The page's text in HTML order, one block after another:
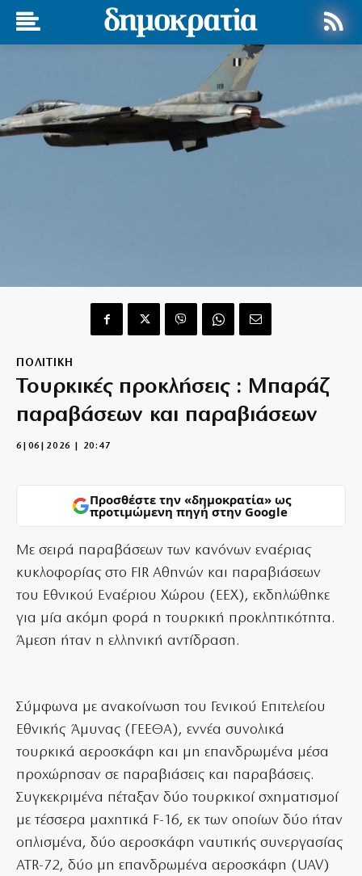
ΠΟΛΙΤΙΚΗ
Τουρκικές προκλήσεις : Μπαράζ
παραβάσεων και παραβιάσεων
6|06|2026 | 20:47
Προσθέστε την «δημοκρατία» ως
προτιμώμενη πηγή στην Google
Με σειρά παραβάσεων των κανόνων εναέριας
κυκλοφορίας στο FIR Αθηνών και παραβιάσεων
του Εθνικού Εναέριου Χώρου (ΕΕΧ), εκδηλώθηκε
για μία ακόμη φορά η τουρκική προκλητικότητα.
Άμεση ήταν η ελληνική αντίδραση.
Σύμφωνα με ανακοίνωση του Γενικού Επιτελείου
Εθνικής Άμυνας (ΓΕΕΘΑ), εννέα συνολικά
τουρκικά αεροσκάφη και μη επανδρωμένα μέσα
προχώρησαν σε παραβιάσεις και παραβάσεις.
Συγκεκριμένα πέταξαν δύο τουρκικοί σχηματισμοί
με τέσσερα μαχητικά F-16, εκ των οποίων δύο ήταν
οπλισμένα, δύο αεροσκάφη ναυτικής συνεργασίας
ATR-72, δύο μη επανδρωμένα αεροσκάφη (UAV)